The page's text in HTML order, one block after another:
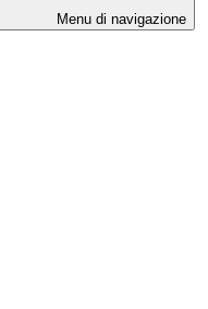
Menu di navigazione